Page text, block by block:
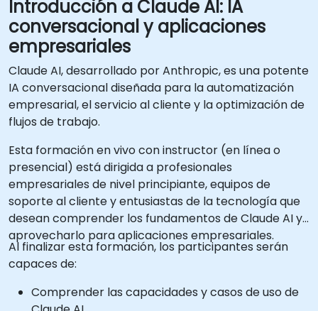
Introducción a Claude AI: IA
conversacional y aplicaciones
empresariales
Claude AI, desarrollado por Anthropic, es una potente
IA conversacional diseñada para la automatización
empresarial, el servicio al cliente y la optimización de
flujos de trabajo.
Esta formación en vivo con instructor (en línea o
presencial) está dirigida a profesionales
empresariales de nivel principiante, equipos de
soporte al cliente y entusiastas de la tecnología que
desean comprender los fundamentos de Claude AI y
aprovecharlo para aplicaciones empresariales.
Al finalizar esta formación, los participantes serán
capaces de:
Comprender las capacidades y casos de uso de